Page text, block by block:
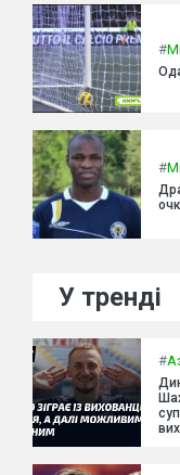
#
#
У тренді
#